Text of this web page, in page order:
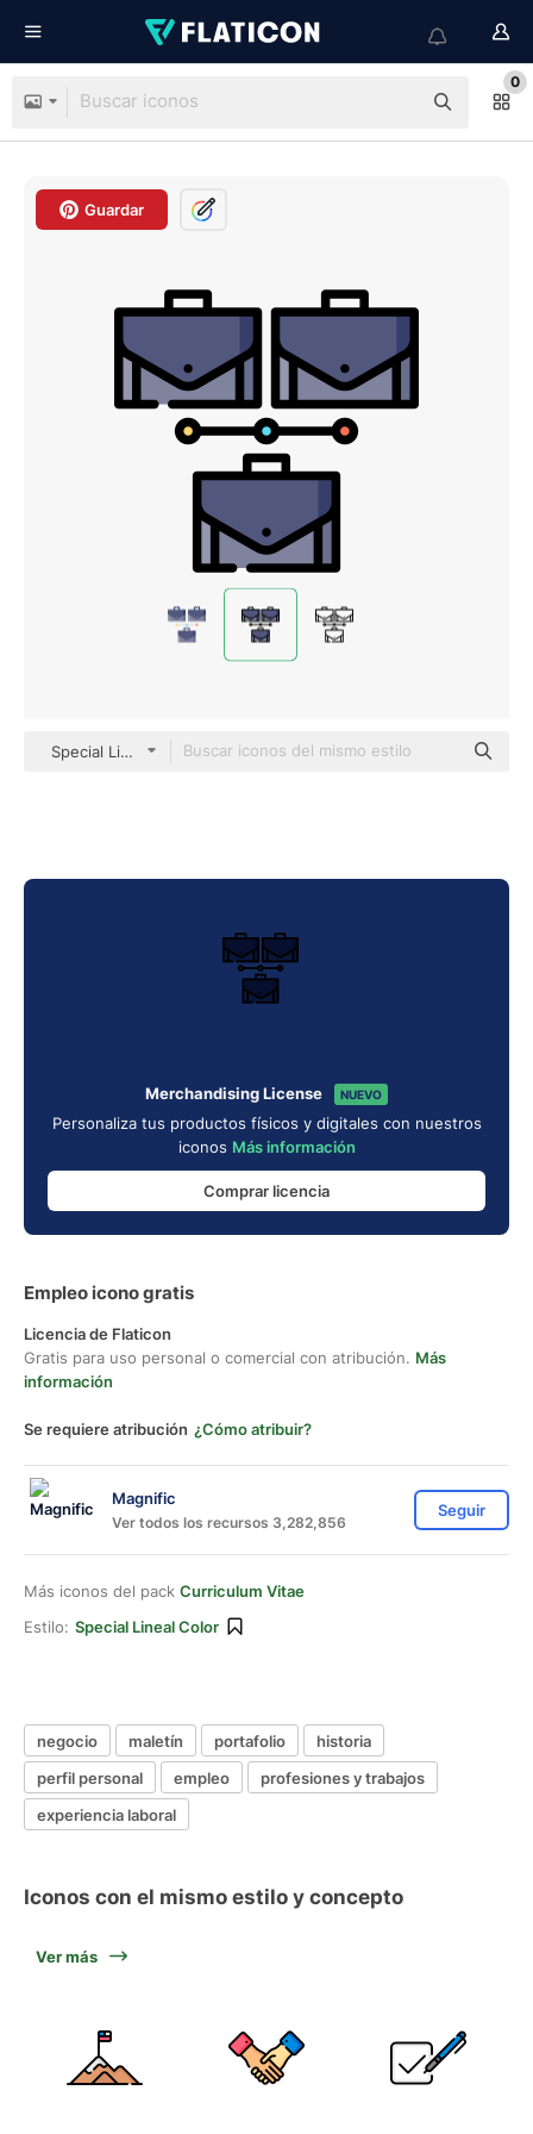
0
Guardar
Special Lineal color
Merchandising License NUEVO
Personaliza tus productos físicos y digitales con nuestros
iconos Más información
Comprar licencia
Empleo icono gratis
Licencia de Flaticon
Gratis para uso personal o comercial con atribución. Más
información
Se requiere atribución ¿Cómo atribuir?
Magnific
Ver todos los recursos 3,282,856
Seguir
Más iconos del pack Curriculum Vitae
Estilo: Special Lineal Color
negocio maletín portafolio
historia
perfil personal
empleo
profesiones y trabajos
experiencia laboral
Iconos con el mismo estilo y concepto
Ver más